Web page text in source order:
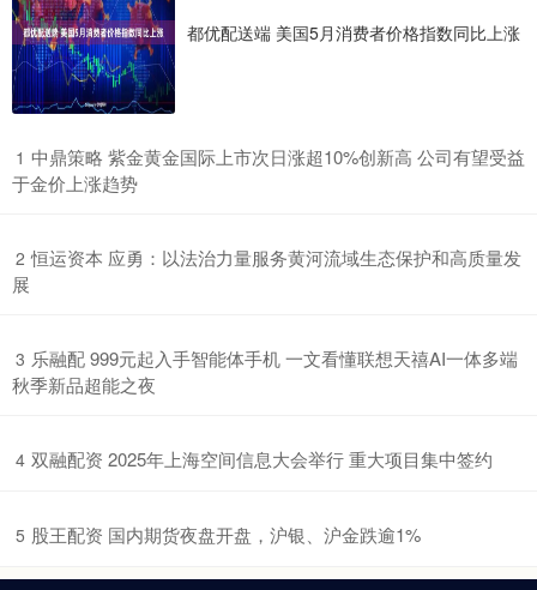
都优配送端 美国5月消费者价格指数同比上涨
1 ​中鼎策略 紫金黄金国际上市次日涨超10%创新高 公司有望受益
于金价上涨趋势
2 ​恒运资本 应勇：以法治力量服务黄河流域生态保护和高质量发
展
3 ​乐融配 999元起入手智能体手机 一文看懂联想天禧AI一体多端
秋季新品超能之夜
4 ​双融配资 2025年上海空间信息大会举行 重大项目集中签约
5 ​股王配资 国内期货夜盘开盘，沪银、沪金跌逾1%